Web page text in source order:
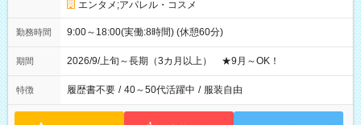
エンタメ;アパレル・コスメ
勤務時間 9:00～18:00(実働:8時間) (休憩60分)
期間 2026/9/上旬～長期（3カ月以上） ★9月～OK！
特徴 履歴書不要 / 40～50代活躍中 / 服装自由